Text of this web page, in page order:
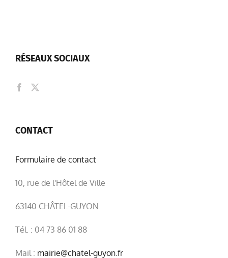
RÉSEAUX SOCIAUX
CONTACT
Formulaire de contact
10, rue de l'Hôtel de Ville
63140 CHÂTEL-GUYON
Tél. : 04 73 86 01 88
Mail : mairie@chatel-guyon.fr